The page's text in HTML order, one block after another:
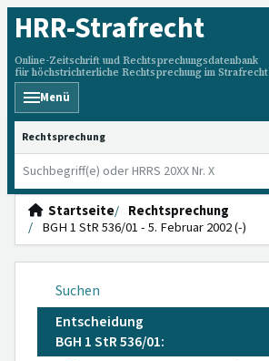
HRR-Strafrecht
Online-Zeitschrift und Rechtsprechungsdatenbank
für höchstrichterliche Rechtsprechung im Strafrecht
Menü
HRRS durchsuchen
Startseite
Rechtsprechung
BGH 1 StR 536/01 - 5. Februar 2002 (-)
Suchen
Entscheidung
BGH 1 StR 536/01: